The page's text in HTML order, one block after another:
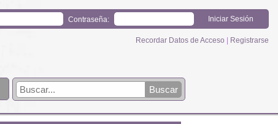
Contraseña:
Recordar Datos de Acceso Registrarse